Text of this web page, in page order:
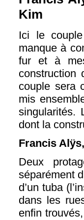
Kim
Ici le
manque à
fur et à
couple sera
mis
singularités.
dont la
Francis Alÿs,
Deux
séparément
d’un tuba
dans les
enfin